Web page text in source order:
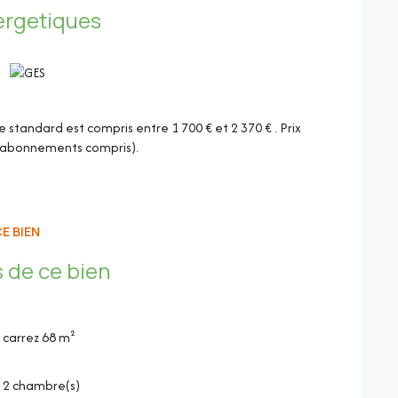
est compris entre 1 700 € et 2 370 € . Prix
compris).
BIEN
ce bien
carrez 68 m²
2 chambre(s)